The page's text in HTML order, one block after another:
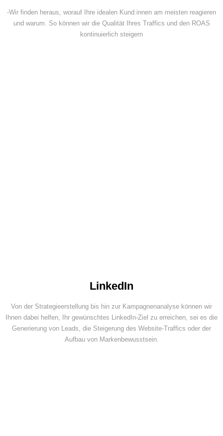
-Wir finden heraus, worauf Ihre idealen Kund:innen am meisten reagieren
und warum. So können wir die Qualität Ihres Traffics und den ROAS
kontinuierlich steigern
LinkedIn
Von der Strategieerstellung bis hin zur Kampagnenanalyse können wir
Ihnen dabei helfen, Ihr gewünschtes LinkedIn-Ziel zu erreichen, sei es die
Generierung von Leads, die Steigerung des Website-Traffics oder der
Aufbau von Markenbewusstsein.